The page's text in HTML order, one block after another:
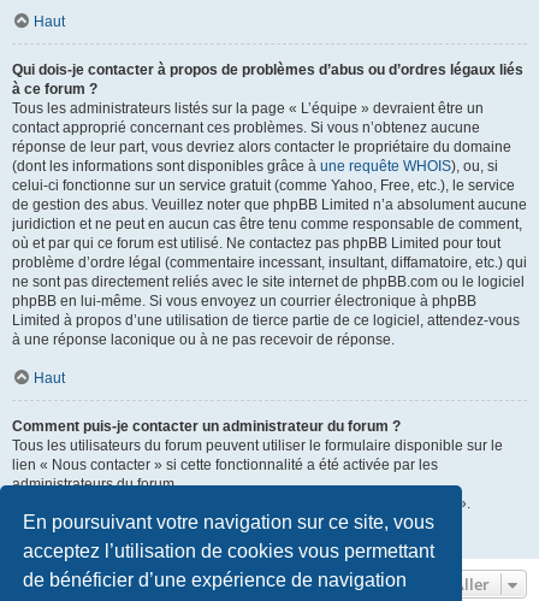
En poursuivant votre navigation sur ce site, vous
acceptez l’utilisation de cookies vous permettant
de bénéficier d’une expérience de navigation
Haut
Qui dois-je contacter à propos de problèmes d’abus ou d’ordres légaux liés
à ce forum ?
Tous les administrateurs listés sur la page « L’équipe » devraient être un
contact approprié concernant ces problèmes. Si vous n’obtenez aucune
réponse de leur part, vous devriez alors contacter le propriétaire du domaine
(dont les informations sont disponibles grâce à une requête WHOIS), ou, si
celui-ci fonctionne sur un service gratuit (comme Yahoo, Free, etc.), le service
de gestion des abus. Veuillez noter que phpBB Limited n’a absolument aucune
juridiction et ne peut en aucun cas être tenu comme responsable de comment,
où et par qui ce forum est utilisé. Ne contactez pas phpBB Limited pour tout
problème d’ordre légal (commentaire incessant, insultant, diffamatoire, etc.) qui
ne sont pas directement reliés avec le site internet de phpBB.com ou le logiciel
phpBB en lui-même. Si vous envoyez un courrier électronique à phpBB
Limited à propos d’une utilisation de tierce partie de ce logiciel, attendez-vous
à une réponse laconique ou à ne pas recevoir de réponse.
Haut
Comment puis-je contacter un administrateur du forum ?
Tous les utilisateurs du forum peuvent utiliser le formulaire disponible sur le
lien « Nous contacter » si cette fonctionnalité a été activée par les
administrateurs du forum.
Les membres du forum peuvent également utiliser le lien « L’équipe ».
Aller